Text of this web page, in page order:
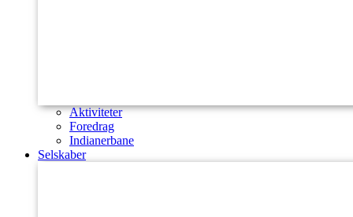
Aktiviteter
Foredrag
Indianerbane
Selskaber